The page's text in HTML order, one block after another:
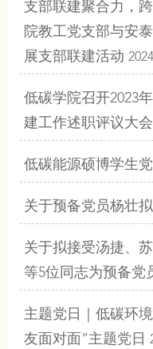
支部联建聚合力，
院教工党支部与安
展支部联建活动
低碳学院召开2023
建工作述职评议大会
低碳能源硕博学生
关于预备党员杨壮
关于拟接受汤捷、
等5位同志为预备党
主题党日｜低碳环
友面对面”主题党日